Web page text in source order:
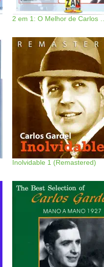
Inolvidable 1 (Remastered)